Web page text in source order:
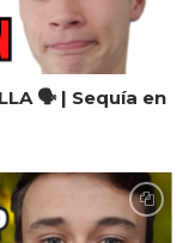
🗣 | Sequía en